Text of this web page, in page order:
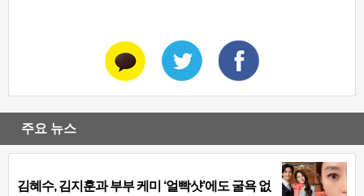
주요 뉴스
김혜수, 김지훈과 부부 케미 ‘얼빡샷’에도 굴욕 없